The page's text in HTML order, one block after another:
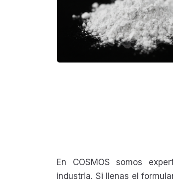
En COSMOS somos
industria. Si llenas el